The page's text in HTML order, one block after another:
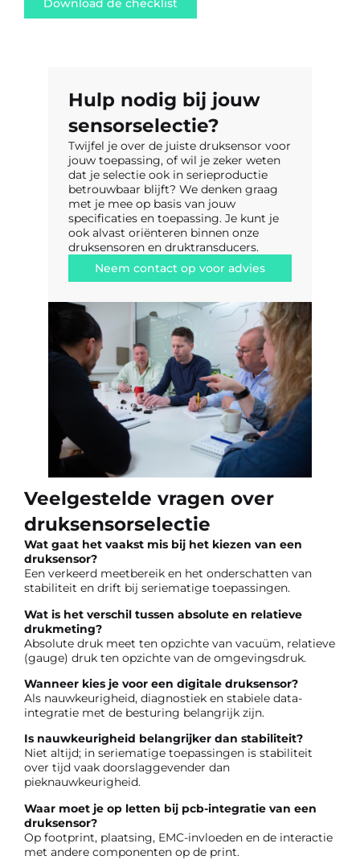
Download de checklist
Hulp nodig bij jouw
sensorselectie?
Twijfel je over de juiste druksensor voor
jouw toepassing, of wil je zeker weten
dat je selectie ook in serieproductie
betrouwbaar blijft? We denken graag
met je mee op basis van jouw
specificaties en toepassing. Je kunt je
ook alvast oriënteren binnen onze
druksensoren en druktransducers.
Neem contact op voor advies
Veelgestelde vragen over
druksensorselectie
Wat gaat het vaakst mis bij het kiezen van een
druksensor?
Een verkeerd meetbereik en het onderschatten van
stabiliteit en drift bij seriematige toepassingen.
Wat is het verschil tussen absolute en relatieve
drukmeting?
Absolute druk meet ten opzichte van vacuüm, relatieve
(gauge) druk ten opzichte van de omgevingsdruk.
Wanneer kies je voor een digitale druksensor?
Als nauwkeurigheid, diagnostiek en stabiele data-
integratie met de besturing belangrijk zijn.
Is nauwkeurigheid belangrijker dan stabiliteit?
Niet altijd; in seriematige toepassingen is stabiliteit
over tijd vaak doorslaggevender dan
pieknauwkeurigheid.
Waar moet je op letten bij pcb-integratie van een
druksensor?
Op footprint, plaatsing, EMC-invloeden en de interactie
met andere componenten op de print.